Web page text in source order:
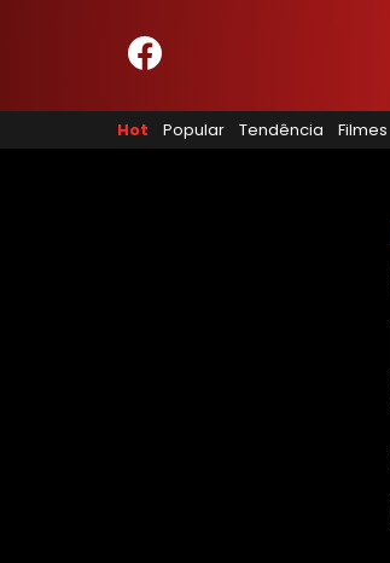
Hot Popular Tendência Filmes
NOSSA EQUIPE
PRINCÍPIOS EDITORIAIS